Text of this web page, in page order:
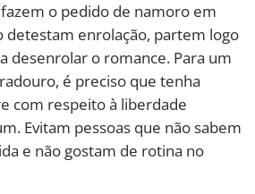
o pedido de namoro em
detestam enrolação, partem logo
desenrolar o romance. Para um
é preciso que tenha
com respeito à liberdade
Evitam pessoas que não sabem
e não gostam de rotina no